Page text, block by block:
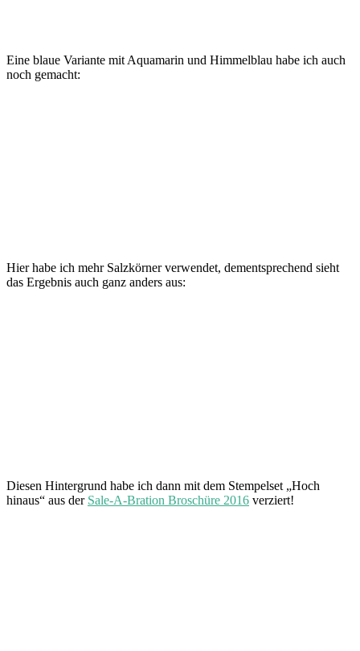
Eine blaue Variante mit Aquamarin und Himmelblau habe ich auch
noch gemacht:
Hier habe ich mehr Salzkörner verwendet, dementsprechend sieht
das Ergebnis auch ganz anders aus:
Diesen Hintergrund habe ich dann mit dem Stempelset „Hoch
hinaus“ aus der Sale-A-Bration Broschüre 2016 verziert!